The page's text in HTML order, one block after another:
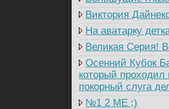
Виктория
На аватарку
Великая Серия!
Осенний Кубок
который проходил
покорный слуга
№1 2 ME ;)